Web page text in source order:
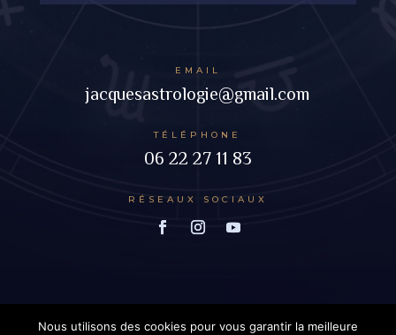
EMAIL
jacquesastrologie@gmail.com
TÉLÉPHONE
06 22 27 11 83
RÉSEAUX SOCIAUX
Nous utilisons des cookies pour vous garantir la meilleure